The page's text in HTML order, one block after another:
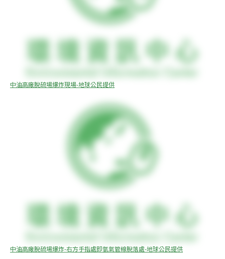
中油高廠脫硫場爆炸現場-地球公民提供
中油高廠脫硫場爆炸-右方手指處即氫氣管線脫落處-地球公民提供